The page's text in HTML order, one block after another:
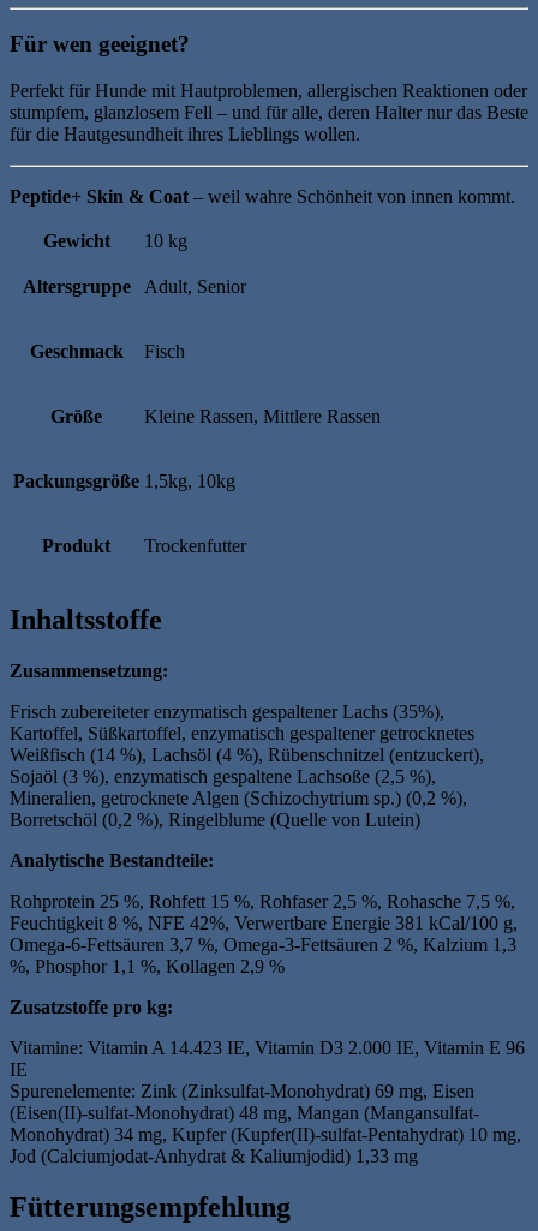
Für wen geeignet?
Perfekt für Hunde mit Hautproblemen, allergischen Reaktionen oder
stumpfem, glanzlosem Fell – und für alle, deren Halter nur das Beste
für die Hautgesundheit ihres Lieblings wollen.
Peptide+ Skin & Coat – weil wahre Schönheit von innen kommt.
Gewicht 10 kg
Altersgruppe Adult, Senior
Geschmack Fisch
Größe Kleine Rassen, Mittlere Rassen
Packungsgröße 1,5kg, 10kg
Produkt Trockenfutter
Inhaltsstoffe
Zusammensetzung:
Frisch zubereiteter enzymatisch gespaltener Lachs (35%),
Kartoffel, Süßkartoffel, enzymatisch gespaltener getrocknetes
Weißfisch (14 %), Lachsöl (4 %), Rübenschnitzel (entzuckert),
Sojaöl (3 %), enzymatisch gespaltene Lachsoße (2,5 %),
Mineralien, getrocknete Algen (Schizochytrium sp.) (0,2 %),
Borretschöl (0,2 %), Ringelblume (Quelle von Lutein)
Analytische Bestandteile:
Rohprotein 25 %, Rohfett 15 %, Rohfaser 2,5 %, Rohasche 7,5 %,
Feuchtigkeit 8 %, NFE 42%, Verwertbare Energie 381 kCal/100 g,
Omega-6-Fettsäuren 3,7 %, Omega-3-Fettsäuren 2 %, Kalzium 1,3
%, Phosphor 1,1 %, Kollagen 2,9 %
Zusatzstoffe pro kg:
Vitamine: Vitamin A 14.423 IE, Vitamin D3 2.000 IE, Vitamin E 96
IE
Spurenelemente: Zink (Zinksulfat-Monohydrat) 69 mg, Eisen
(Eisen(II)-sulfat-Monohydrat) 48 mg, Mangan (Mangansulfat-
Monohydrat) 34 mg, Kupfer (Kupfer(II)-sulfat-Pentahydrat) 10 mg,
Jod (Calciumjodat-Anhydrat & Kaliumjodid) 1,33 mg
Fütterungsempfehlung